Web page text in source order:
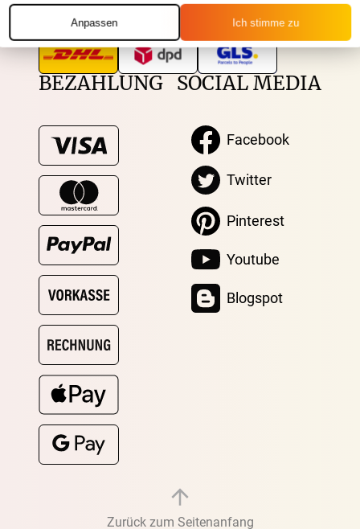
Anpassen Ich stimme zu
Unsere Versandpartner:
BEZAHLUNG SOCIAL MEDIA
Facebook
Twitter
Pinterest
Youtube
Blogspot
Zurück zum Seitenanfang